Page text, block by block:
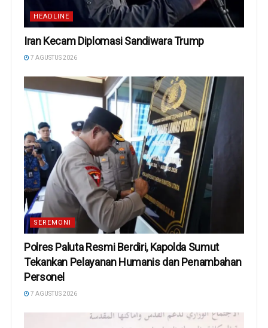
HEADLINE
Iran Kecam Diplomasi Sandiwara Trump
7 AGUSTUS 2026
SEREMONI
Polres Paluta Resmi Berdiri, Kapolda Sumut
Tekankan Pelayanan Humanis dan Penambahan
Personel
7 AGUSTUS 2026